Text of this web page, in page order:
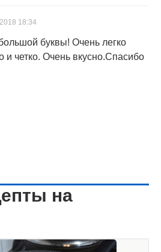
18:34
буквы! Очень легко
и четко. Очень вкусно.Спасибо
на